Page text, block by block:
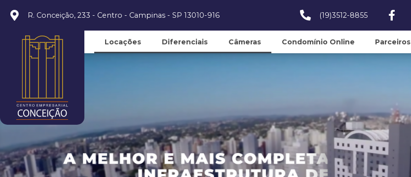
R. Conceição, 233 - Centro - Campinas - SP 13010-916 (19)3512-8855
Locações Diferenciais Câmeras Condomínio Online Parceiros